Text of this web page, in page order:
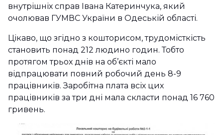
внутрішніх справ Івана Катеринчука, який
очолював ГУМВС України в Одеській області.
Цікаво, що згідно з кошторисом, трудомісткість
становить понад 212 людино годин. Тобто
протягом трьох днів на об’єкті мало
відпрацювати повний робочий день 8-9
працівників. Заробітна плата всіх цих
працівників за три дні мала скласти понад 16 760
гривень.